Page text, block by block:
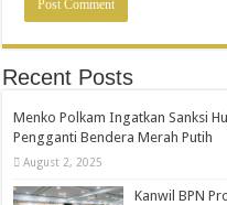
Recent Posts
Menko Polkam Ingatkan Sanksi
Pengganti Bendera Merah Putih
August 2, 2025
Kanwil BPN